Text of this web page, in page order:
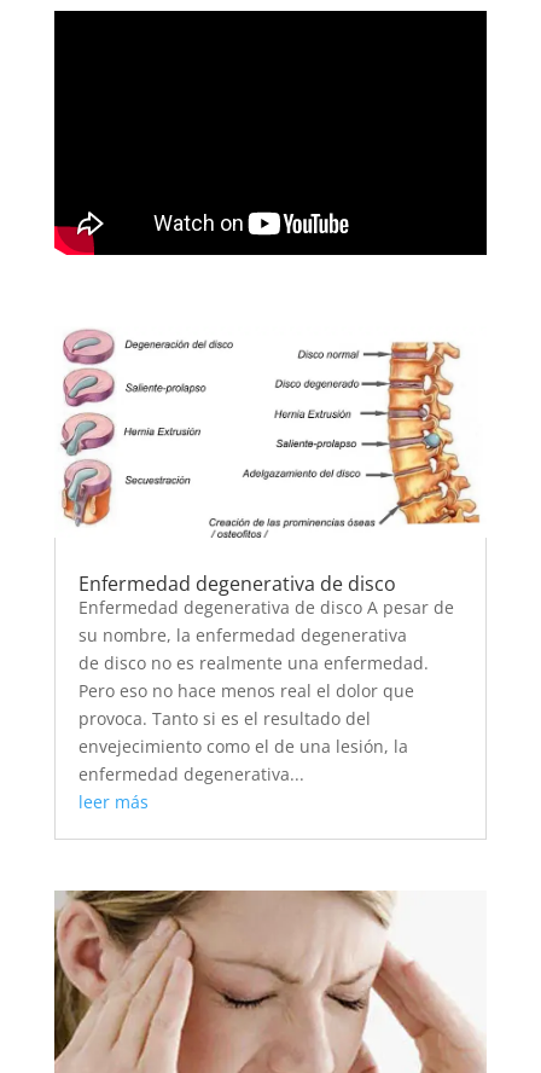
Enfermedad degenerativa de disco
Enfermedad degenerativa de disco A pesar de
su nombre, la enfermedad degenerativa
de disco no es realmente una enfermedad.
Pero eso no hace menos real el dolor que
provoca. Tanto si es el resultado del
envejecimiento como el de una lesión, la
enfermedad degenerativa...
leer más